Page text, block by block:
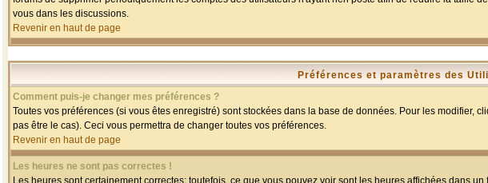
vous dans les discussions.
Revenir en haut de page
Préférences et paramètres des
Comment puis-je changer mes préférences ?
Toutes vos préférences (si vous êtes enregistré) sont stockées dans la base de données. Pour les modifier,
pas être le cas). Ceci vous permettra de changer toutes vos préférences.
Revenir en haut de page
Les heures ne sont pas correctes !
Les heures sont certainement correctes; toutefois, ce que vous pouvez voir sont les heures affichées dans